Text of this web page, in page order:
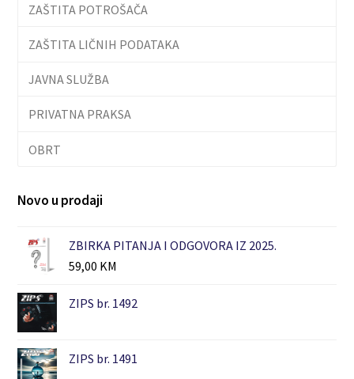
ZAŠTITA POTROŠAČA
ZAŠTITA LIČNIH PODATAKA
JAVNA SLUŽBA
PRIVATNA PRAKSA
OBRT
Novo u prodaji
ZBIRKA PITANJA I ODGOVORA IZ 2025.
59,00 KM
ZIPS br. 1492
ZIPS br. 1491